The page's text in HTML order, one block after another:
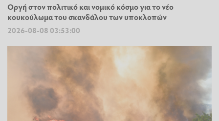
Οργή στον πολιτικό και νομικό κόσμο για το νέο
κουκούλωμα του σκανδάλου των υποκλοπών
2026-08-08 03:53:00